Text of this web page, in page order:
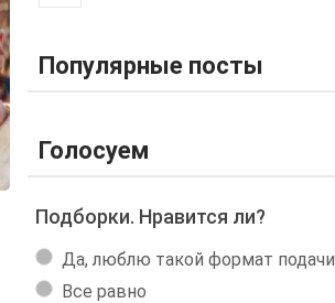
Популярные посты
Голосуем
Подборки. Нравится ли?
Да, люблю такой формат подачи
Все равно